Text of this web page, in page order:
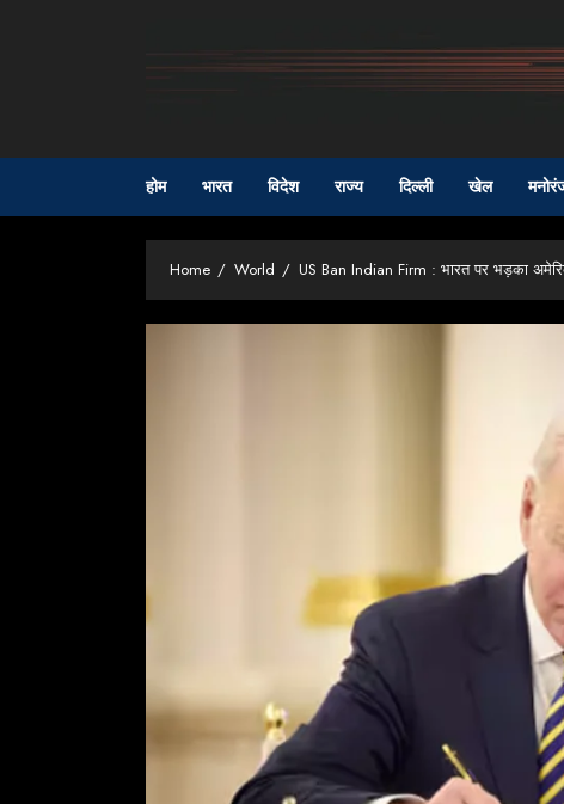
होम भारत विदेश राज्य दिल्ली खेल
Home World US Ban Indian Firm : भारत पर भड़का